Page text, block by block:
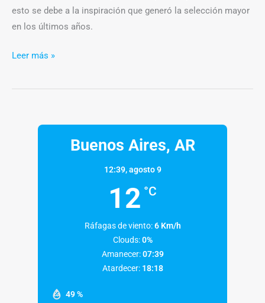
esto se debe a la inspiración que generó la selección mayor
en los últimos años.
Leer más »
Buenos Aires, AR
12:39,agosto 9
12 °C
49 %
Ráfagas de viento: 6 Km/h
Clouds: 0%
Amanecer: 07:39
Atardecer: 18:18